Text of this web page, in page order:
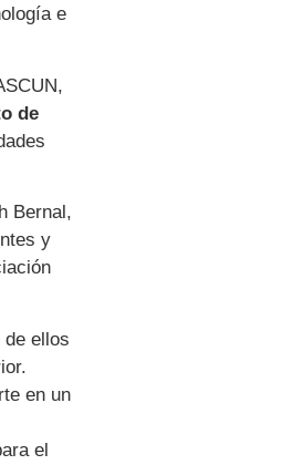
e
de
Bernal,
y
ellos
en un
el